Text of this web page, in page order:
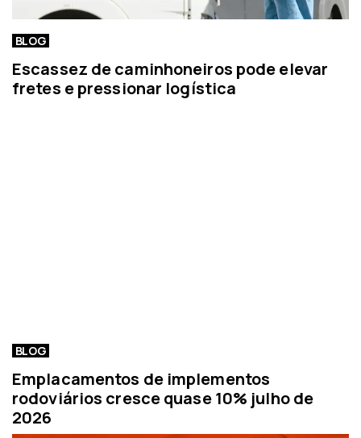
BLOG
Escassez de caminhoneiros pode elevar
fretes e pressionar logística
BLOG
Emplacamentos de implementos
rodoviários cresce quase 10% julho de
2026